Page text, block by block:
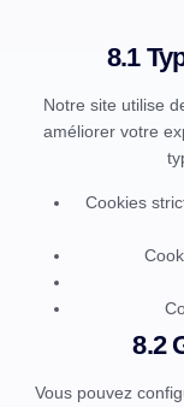
8.1
Notre site utilise
améliorer votre
Cookies
8.2
Vous pouvez